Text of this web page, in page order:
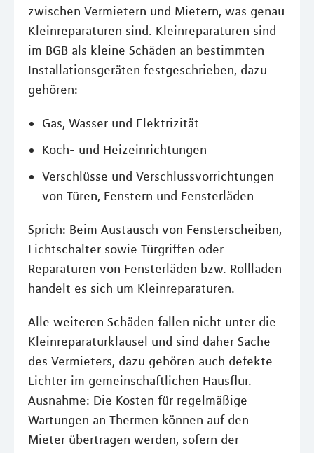
zwischen Vermietern und Mietern, was genau
Kleinreparaturen sind. Kleinreparaturen sind
im BGB als kleine Schäden an bestimmten
Installationsgeräten festgeschrieben, dazu
gehören:
Gas, Wasser und Elektrizität
Koch- und Heizeinrichtungen
Verschlüsse und Verschlussvorrichtungen
von Türen, Fenstern und Fensterläden
Sprich: Beim Austausch von Fensterscheiben,
Lichtschalter sowie Türgriffen oder
Reparaturen von Fensterläden bzw. Rollladen
handelt es sich um Kleinreparaturen.
Alle weiteren Schäden fallen nicht unter die
Kleinreparaturklausel und sind daher Sache
des Vermieters, dazu gehören auch defekte
Lichter im gemeinschaftlichen Hausflur.
Ausnahme: Die Kosten für regelmäßige
Wartungen an Thermen können auf den
Mieter übertragen werden, sofern der